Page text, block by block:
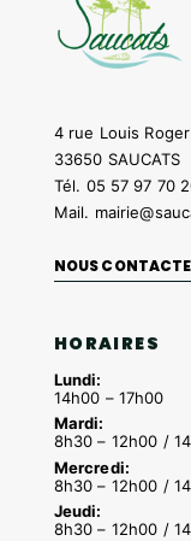
4 rue Louis Roger
33650 SAUCATS
Tél. 05 57 97 70
Mail.
NOUS
HORAIRES
Lundi:
14h00 – 17h00
Mardi:
8h30 – 12h00 /
Mercredi:
8h30 – 12h00 /
Jeudi:
8h30 – 12h00 /